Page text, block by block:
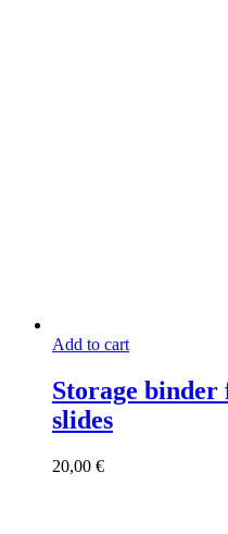
Add to cart
Storage binder
slides
20,00 €